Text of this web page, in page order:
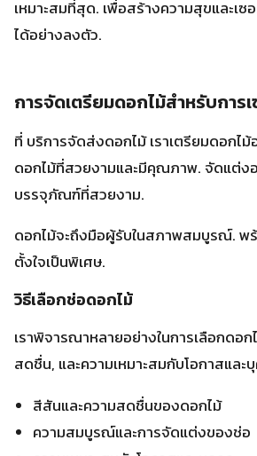
บรรจุภัณฑ์ที่สวยงาม.
วิธีเลือกช่อดอกไม้
เราพิจารณาหลายอย่างในการเลือกดอก
สดชื่น, และความเหมาะสมกับโอกาสและ
ความสมบูรณ์และการจัดแต่งของช่อ
ความเหมาะสมกับโอกาสและบุคคล
การบรรจุภัณฑ์ที่สวยงาม
หลังจากเลือกดอกไม้ เราจะจัดแต่งบรร
ที่ปลอดภัยและสวยงาม.
การส่งด้วยความตั้งใจ